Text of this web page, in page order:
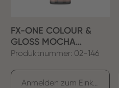
FX-ONE COLOUR &
GLOSS MOCHA
MIRAGE
Produktnummer: 02-146